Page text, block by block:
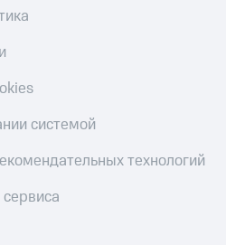
системой
технологий